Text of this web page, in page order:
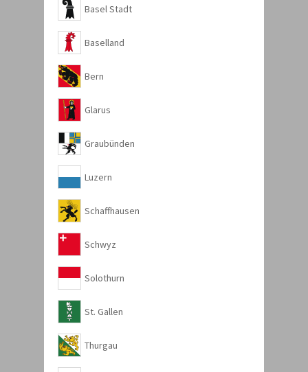
Basel Stadt
Baselland
Bern
Glarus
Graubünden
Luzern
Schaffhausen
Schwyz
Solothurn
St. Gallen
Thurgau